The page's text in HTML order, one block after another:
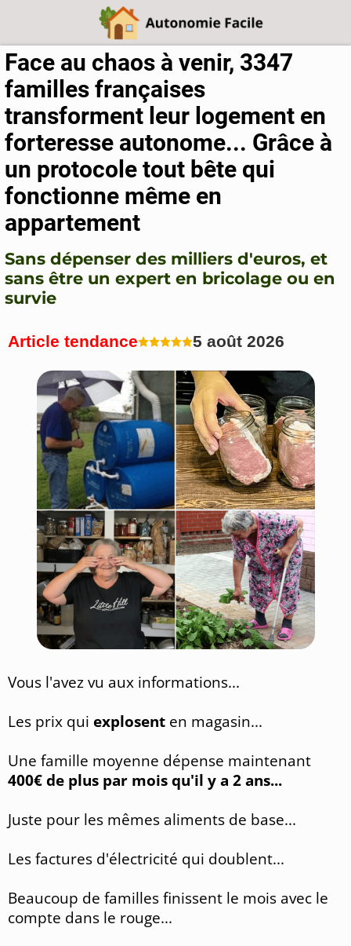
Face au chaos à venir, 3347
familles françaises
transforment leur logement en
forteresse autonome... Grâce à
un protocole tout bête qui
fonctionne même en
appartement
Sans dépenser des milliers d'euros, et
sans être un expert en bricolage ou en
survie
Article tendance 5 août 2026
Vous l'avez vu aux informations...
Les prix qui explosent en magasin...
Une famille moyenne dépense maintenant
400€ de plus par mois qu'il y a 2 ans...
Juste pour les mêmes aliments de base...
Les factures d'électricité qui doublent...
Beaucoup de familles finissent le mois avec le
compte dans le rouge...